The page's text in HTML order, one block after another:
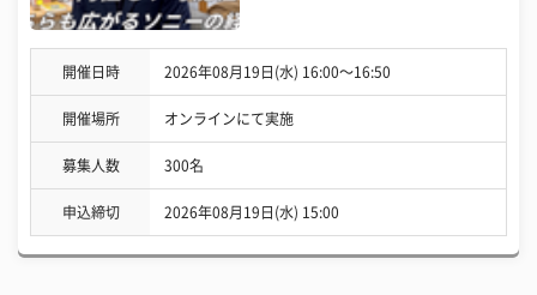
開催日時 2026年08月19日(水) 16:00〜16:50
開催場所 オンラインにて実施
募集人数 300名
申込締切 2026年08月19日(水) 15:00